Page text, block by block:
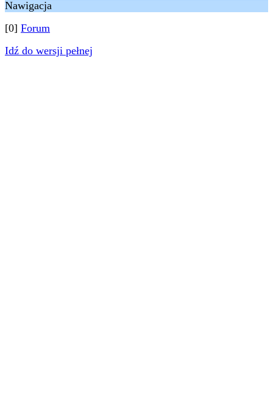
Nawigacja
[0] Forum
Idź do wersji pełnej